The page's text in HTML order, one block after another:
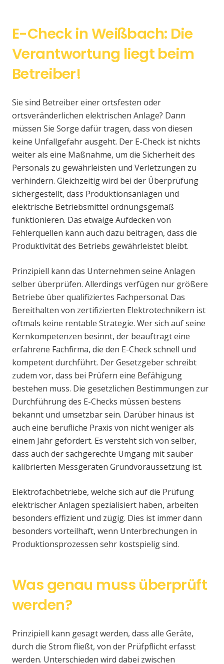
E-Check in Weißbach: Die
Verantwortung liegt beim
Betreiber!
Sie sind Betreiber einer ortsfesten oder
ortsveränderlichen elektrischen Anlage? Dann
müssen Sie Sorge dafür tragen, dass von diesen
keine Unfallgefahr ausgeht. Der E-Check ist nichts
weiter als eine Maßnahme, um die Sicherheit des
Personals zu gewährleisten und Verletzungen zu
verhindern. Gleichzeitig wird bei der Überprüfung
sichergestellt, dass Produktionsanlagen und
elektrische Betriebsmittel ordnungsgemäß
funktionieren. Das etwaige Aufdecken von
Fehlerquellen kann auch dazu beitragen, dass die
Produktivität des Betriebs gewährleistet bleibt.
Prinzipiell kann das Unternehmen seine Anlagen
selber überprüfen. Allerdings verfügen nur größere
Betriebe über qualifiziertes Fachpersonal. Das
Bereithalten von zertifizierten Elektrotechnikern ist
oftmals keine rentable Strategie. Wer sich auf seine
Kernkompetenzen besinnt, der beauftragt eine
erfahrene Fachfirma, die den E-Check schnell und
kompetent durchführt. Der Gesetzgeber schreibt
zudem vor, dass bei Prüfern eine Befähigung
bestehen muss. Die gesetzlichen Bestimmungen zur
Durchführung des E-Checks müssen bestens
bekannt und umsetzbar sein. Darüber hinaus ist
auch eine berufliche Praxis von nicht weniger als
einem Jahr gefordert. Es versteht sich von selber,
dass auch der sachgerechte Umgang mit sauber
kalibrierten Messgeräten Grundvoraussetzung ist.
Elektrofachbetriebe, welche sich auf die Prüfung
elektrischer Anlagen spezialisiert haben, arbeiten
besonders effizient und zügig. Dies ist immer dann
besonders vorteilhaft, wenn Unterbrechungen in
Produktionsprozessen sehr kostspielig sind.
Was genau muss überprüft
werden?
Prinzipiell kann gesagt werden, dass alle Geräte,
durch die Strom fließt, von der Prüfpflicht erfasst
werden. Unterschieden wird dabei zwischen